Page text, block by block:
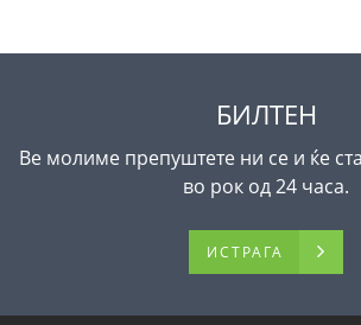
БИЛТЕН
Ве молиме препуштете ни се и ќе
во рок од 24 часа.
ИСТРАГА